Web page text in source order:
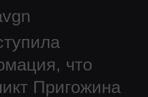
что
Пригожина